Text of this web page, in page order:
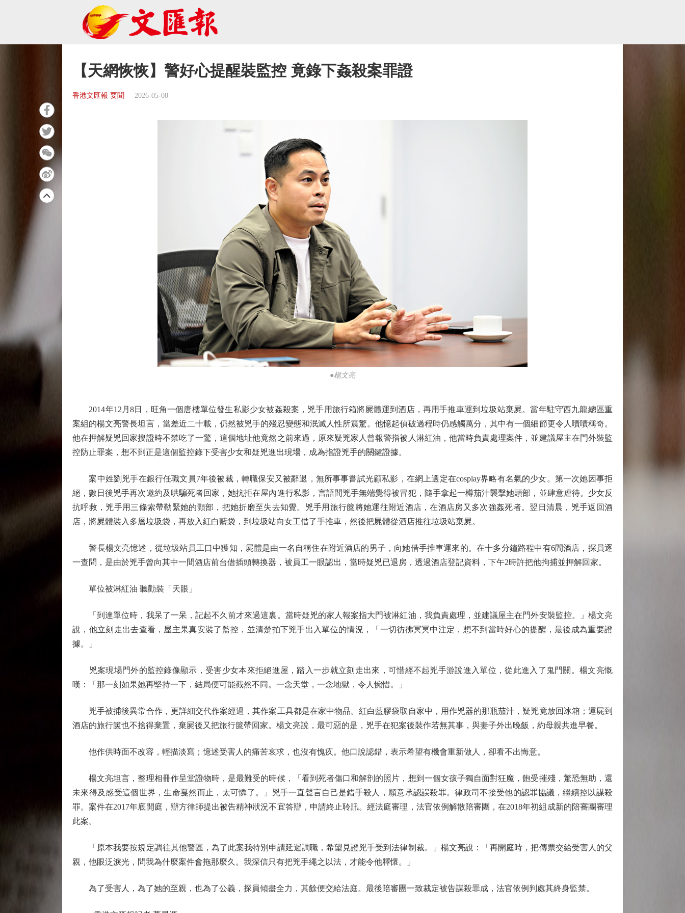
【天網恢恢】警好心提醒裝監控 竟錄下姦殺案罪證
香港文匯報 要聞 2026-05-08
●楊文亮
2014年12月8日，旺角一個唐樓單位發生私影少女被姦殺案，兇手用旅行箱將屍體運到酒店，再用手推車運到垃圾站棄屍。當年駐守西九龍總區重
案組的楊文亮警長坦言，當差近二十載，仍然被兇手的殘忍變態和泯滅人性所震驚。他憶起偵破過程時仍感觸萬分，其中有一個細節更令人嘖嘖稱奇。
他在押解疑兇回家搜證時不禁吃了一驚，這個地址他竟然之前來過，原來疑兇家人曾報警指被人淋紅油，他當時負責處理案件，並建議屋主在門外裝監
控防止罪案，想不到正是這個監控錄下受害少女和疑兇進出現場，成為指證兇手的關鍵證據。
案中姓劉兇手在銀行任職文員7年後被裁，轉職保安又被辭退，無所事事嘗試光顧私影，在網上選定在cosplay界略有名氣的少女。第一次她因事拒
絕，數日後兇手再次邀約及哄騙死者回家，她抗拒在屋內進行私影，言語間兇手無端覺得被冒犯，隨手拿起一樽茄汁襲擊她頭部，並肆意虐待。少女反
抗呼救，兇手用三條索帶勒緊她的頸部，把她折磨至失去知覺。兇手用旅行篋將她運往附近酒店，在酒店房又多次強姦死者。翌日清晨，兇手返回酒
店，將屍體裝入多層垃圾袋，再放入紅白藍袋，到垃圾站向女工借了手推車，然後把屍體從酒店推往垃圾站棄屍。
警長楊文亮憶述，從垃圾站員工口中獲知，屍體是由一名自稱住在附近酒店的男子，向她借手推車運來的。在十多分鐘路程中有6間酒店，探員逐
一查問，是由於兇手曾向其中一間酒店前台借插頭轉換器，被員工一眼認出，當時疑兇已退房，透過酒店登記資料，下午2時許把他拘捕並押解回家。
單位被淋紅油 聽勸裝「天眼」
「到達單位時，我呆了一呆，記起不久前才來過這裏。當時疑兇的家人報案指大門被淋紅油，我負責處理，並建議屋主在門外安裝監控。」楊文亮
說，他立刻走出去查看，屋主果真安裝了監控，並清楚拍下兇手出入單位的情況，「一切彷彿冥冥中注定，想不到當時好心的提醒，最後成為重要證
據。」
兇案現場門外的監控錄像顯示，受害少女本來拒絕進屋，踏入一步就立刻走出來，可惜經不起兇手游說進入單位，從此進入了鬼門關。楊文亮慨
嘆：「那一刻如果她再堅持一下，結局便可能截然不同。一念天堂，一念地獄，令人惋惜。」
兇手被捕後異常合作，更詳細交代作案經過，其作案工具都是在家中物品。紅白藍膠袋取自家中，用作兇器的那瓶茄汁，疑兇竟放回冰箱；運屍到
酒店的旅行篋也不捨得棄置，棄屍後又把旅行篋帶回家。楊文亮說，最可惡的是，兇手在犯案後裝作若無其事，與妻子外出晚飯，約母親共進早餐。
他作供時面不改容，輕描淡寫；憶述受害人的痛苦哀求，也沒有愧疚。他口說認錯，表示希望有機會重新做人，卻看不出悔意。
楊文亮坦言，整理相冊作呈堂證物時，是最難受的時候，「看到死者傷口和解剖的照片，想到一個女孩子獨自面對狂魔，飽受摧殘，驚恐無助，還
未來得及感受這個世界，生命戛然而止，太可憐了。」兇手一直聲言自己是錯手殺人，願意承認誤殺罪。律政司不接受他的認罪協議，繼續控以謀殺
罪。案件在2017年底開庭，辯方律師提出被告精神狀況不宜答辯，申請終止聆訊。經法庭審理，法官依例解散陪審團，在2018年初組成新的陪審團審理
此案。
「原本我要按規定調往其他警區，為了此案我特別申請延遲調職，希望見證兇手受到法律制裁。」楊文亮說：「再開庭時，把傳票交給受害人的父
親，他眼泛淚光，問我為什麼案件會拖那麼久。我深信只有把兇手繩之以法，才能令他釋懷。」
為了受害人，為了她的至親，也為了公義，探員傾盡全力，其餘便交給法庭。最後陪審團一致裁定被告謀殺罪成，法官依例判處其終身監禁。